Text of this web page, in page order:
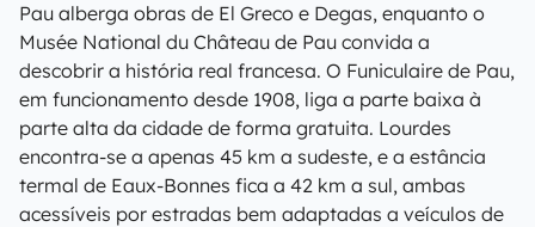
Pau alberga obras de El Greco e Degas, enquanto o
Musée National du Château de Pau convida a
descobrir a história real francesa. O Funiculaire de Pau,
em funcionamento desde 1908, liga a parte baixa à
parte alta da cidade de forma gratuita. Lourdes
encontra-se a apenas 45 km a sudeste, e a estância
termal de Eaux-Bonnes fica a 42 km a sul, ambas
acessíveis por estradas bem adaptadas a veículos de